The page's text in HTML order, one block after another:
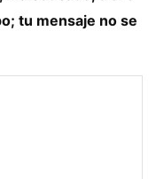
tu mensaje no se